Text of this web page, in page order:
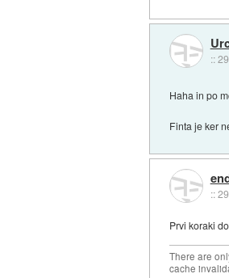
::
Haha in po
Finta je ker
::
Prvi koraki
There are
cache